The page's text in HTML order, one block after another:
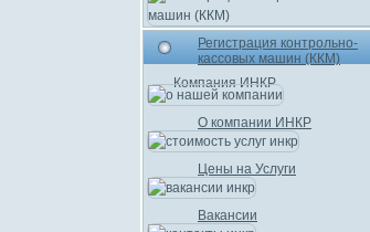
Регистрация контрольно-
кассовых машин (ККМ)
Компания ИНКР
О компании ИНКР
Цены на Услуги
Вакансии